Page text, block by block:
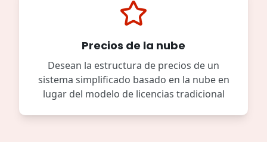
Precios de la nube
Desean la estructura de precios de un
sistema simplificado basado en la nube en
lugar del modelo de licencias tradicional